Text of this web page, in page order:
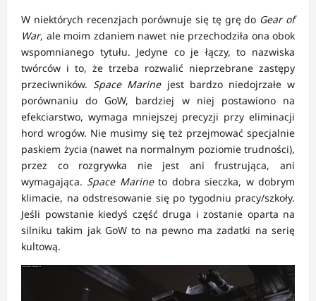
W niektórych recenzjach porównuje się tę grę do Gear of
War, ale moim zdaniem nawet nie przechodziła ona obok
wspomnianego tytułu. Jedyne co je łączy, to nazwiska
twórców i to, że trzeba rozwalić nieprzebrane zastępy
przeciwników. Space Marinejest bardzo niedojrzałe w
porównaniu do GoW, bardziej w niej postawiono na
efekciarstwo, wymaga mniejszej precyzji przy eliminacji
hord wrogów. Nie musimy się też przejmować specjalnie
paskiem życia (nawet na normalnym poziomie trudności),
przez co rozgrywka nie jest ani frustrująca, ani
wymagająca. Space Marineto dobra sieczka, w dobrym
klimacie, na odstresowanie się po tygodniu pracy/szkoły.
Jeśli powstanie kiedyś część druga i zostanie oparta na
silniku takim jak GoW to na pewno ma zadatki na serię
kultową.